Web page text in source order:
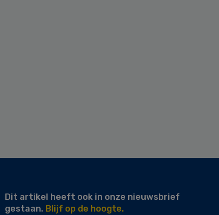
Dit artikel heeft ook in onze nieuwsbrief
gestaan. Blijf op de hoogte.